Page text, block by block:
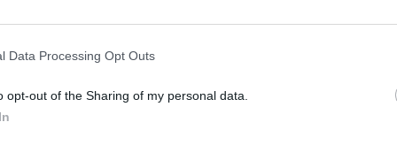
Data Processing Opt Outs
opt-out of the Sharing of my personal data.
2 svar
inlägget avMossan1 tisdag 19:42
och polera rinningar 4 svar
Manta b som ska
Camaro som